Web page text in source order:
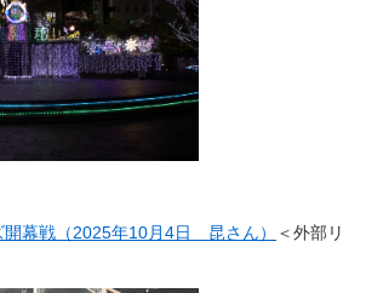
幕戦（2025年10月4日 昆さん）
＜外部リ